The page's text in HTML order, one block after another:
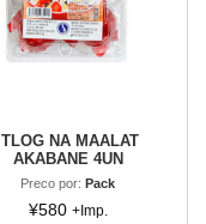
ITLOG NA MAALAT
AKABANE 4UN
Preco por:Pack
¥580 +Imp.